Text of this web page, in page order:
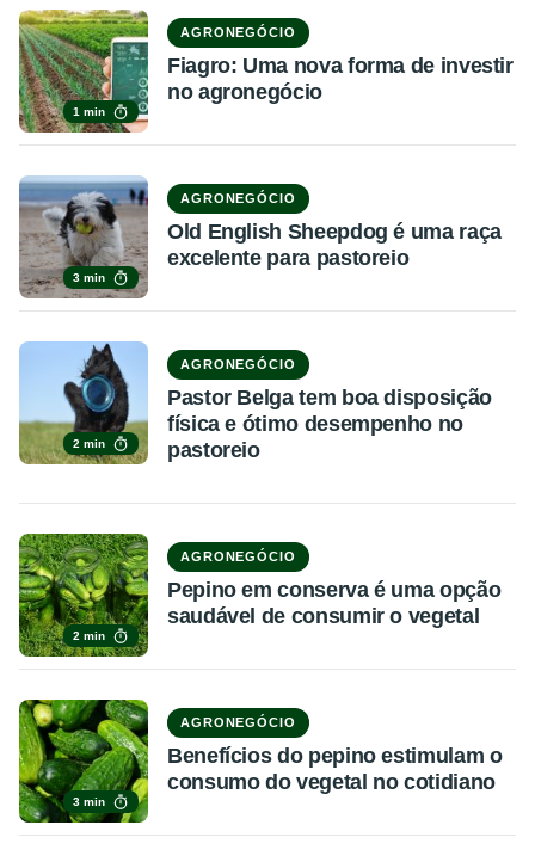
1 min
AGRONEGÓCIO
Fiagro: Uma nova forma de investir
no agronegócio
3 min
AGRONEGÓCIO
Old English Sheepdog é uma raça
excelente para pastoreio
2 min
AGRONEGÓCIO
Pastor Belga tem boa disposição
física e ótimo desempenho no
pastoreio
2 min
AGRONEGÓCIO
Pepino em conserva é uma opção
saudável de consumir o vegetal
3 min
AGRONEGÓCIO
Benefícios do pepino estimulam o
consumo do vegetal no cotidiano